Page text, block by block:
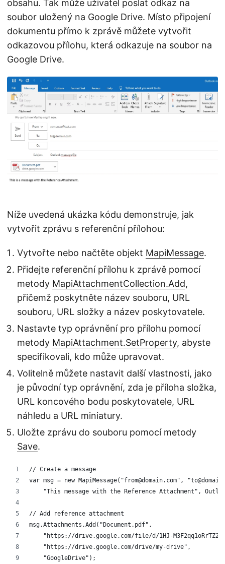
obsahu. Tak může uživatel poslat odkaz na
soubor uložený na Google Drive. Místo připojení
dokumentu přímo k zprávě můžete vytvořit
odkazovou přílohu, která odkazuje na soubor na
Google Drive.
Níže uvedená ukázka kódu demonstruje, jak
vytvořit zprávu s referenční přílohou:
Vytvořte nebo načtěte objekt MapiMessage.
Přidejte referenční přílohu k zprávě pomocí
metody MapiAttachmentCollection.Add,
přičemž poskytněte název souboru, URL
souboru, URL složky a název poskytovatele.
Nastavte typ oprávnění pro přílohu pomocí
metody MapiAttachment.SetProperty, abyste
specifikovali, kdo může upravovat.
Volitelně můžete nastavit další vlastnosti, jako
je původní typ oprávnění, zda je příloha složka,
URL koncového bodu poskytovatele, URL
náhledu a URL miniatury.
Uložte zprávu do souboru pomocí metody
Save.
// Create a message
var msg = new MapiMessage("from@domain.com",
"This message with the Reference Attachment",
// Add reference attachment
msg.Attachments.Add("Document.pdf",
"https://drive.google.com/file/d/1HJ-
    "https://drive.google.com/drive/my-drive",
    "GoogleDrive");